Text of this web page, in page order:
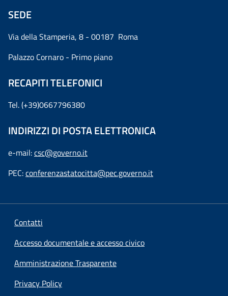
SEDE
Via della Stamperia, 8 - 00187 Roma
Palazzo Cornaro - Primo piano
RECAPITI TELEFONICI
Tel. (+39)0667796380
INDIRIZZI DI POSTA ELETTRONICA
e-mail:csc@governo.it
PEC:conferenzastatocitta@pec.governo.it
Contatti
Accesso documentale e accesso civico
Amministrazione Trasparente
Privacy Policy